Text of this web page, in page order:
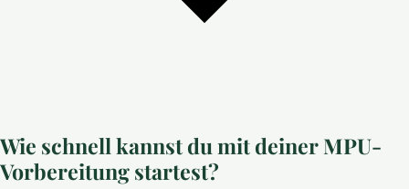
Wie schnell kannst du mit deiner MPU-
Vorbereitung startest?